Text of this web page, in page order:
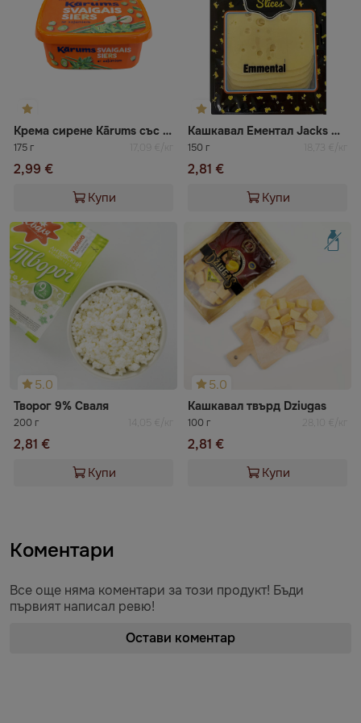
Крема сирене Kārums със зелени подправки
175 г 17,09 €/кг
2,99 €
Купи
Кашкавал Ементал Jacks Cheese
150 г 18,73 €/кг
2,81 €
Купи
5.0
Творог 9% Сваля
200 г 14,05 €/кг
2,81 €
Купи
5.0
Кашкавал твърд Dziugas
100 г 28,10 €/кг
2,81 €
Купи
Коментари
Все още няма коментари за този продукт! Бъди
първият написал ревю!
Остави коментар